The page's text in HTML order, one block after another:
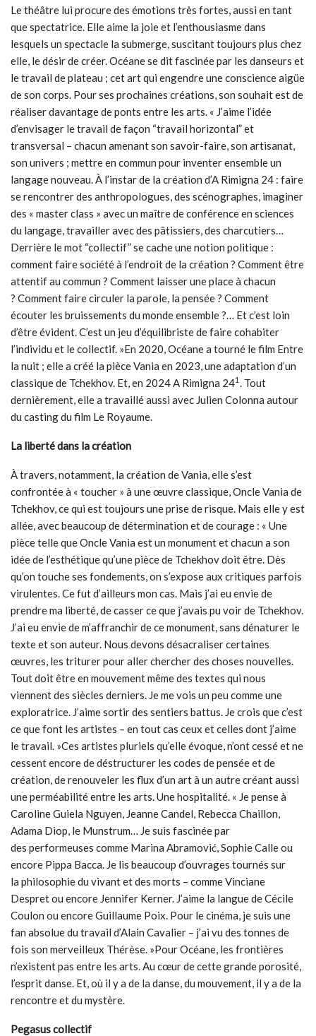
Le théâtre lui procure des émotions très fortes, aussi en tant
que spectatrice. Elle aime la joie et l’enthousiasme dans
lesquels un spectacle la submerge, suscitant toujours plus chez
elle, le désir de créer. Océane se dit fascinée par les danseurs et
le travail de plateau ; cet art qui engendre une conscience aigüe
de son corps. Pour ses prochaines créations, son souhait est de
réaliser davantage de ponts entre les arts. « J’aime l’idée
d’envisager le travail de façon “travail horizontal” et
transversal – chacun amenant son savoir-faire, son artisanat,
son univers ; mettre en commun pour inventer ensemble un
langage nouveau. À l’instar de la création d’A Rimigna 24 : faire
se rencontrer des anthropologues, des scénographes, imaginer
des « master class » avec un maître de conférence en sciences
du langage, travailler avec des pâtissiers, des charcutiers…
Derrière le mot “collectif” se cache une notion politique :
comment faire société à l’endroit de la création ? Comment être
attentif au commun ? Comment laisser une place à chacun
? Comment faire circuler la parole, la pensée ? Comment
écouter les bruissements du monde ensemble ?… Et c’est loin
d’être évident. C’est un jeu d’équilibriste de faire cohabiter
l’individu et le collectif. »En 2020, Océane a tourné le film Entre
la nuit ; elle a créé la pièce Vania en 2023, une adaptation d’un
classique de Tchekhov. Et, en 2024 A Rimigna 241 . Tout
dernièrement, elle a travaillé aussi avec Julien Colonna autour
du casting du film Le Royaume.
La liberté dans la création
À travers, notamment, la création de Vania, elle s’est
confrontée à « toucher » à une œuvre classique, Oncle Vania de
Tchekhov, ce qui est toujours une prise de risque. Mais elle y est
allée, avec beaucoup de détermination et de courage : « Une
pièce telle que Oncle Vania est un monument et chacun a son
idée de l’esthétique qu’une pièce de Tchekhov doit être. Dès
qu’on touche ses fondements, on s’expose aux critiques parfois
virulentes. Ce fut d’ailleurs mon cas. Mais j’ai eu envie de
prendre ma liberté, de casser ce que j’avais pu voir de Tchekhov.
J’ai eu envie de m’affranchir de ce monument, sans dénaturer le
texte et son auteur. Nous devons désacraliser certaines
œuvres, les triturer pour aller chercher des choses nouvelles.
Tout doit être en mouvement même des textes qui nous
viennent des siècles derniers. Je me vois un peu comme une
exploratrice. J’aime sortir des sentiers battus. Je crois que c’est
ce que font les artistes – en tout cas ceux et celles dont j’aime
le travail. »Ces artistes pluriels qu’elle évoque, n’ont cessé et ne
cessent encore de déstructurer les codes de pensée et de
création, de renouveler les flux d’un art à un autre créant aussi
une perméabilité entre les arts. Une hospitalité. « Je pense à
Caroline Guiela Nguyen, Jeanne Candel, Rebecca Chaillon,
Adama Diop, le Munstrum… Je suis fascinée par
des performeuses comme Marina Abramović, Sophie Calle ou
encore Pippa Bacca. Je lis beaucoup d’ouvrages tournés sur
la philosophie du vivant et des morts – comme Vinciane
Despret ou encore Jennifer Kerner. J’aime la langue de Cécile
Coulon ou encore Guillaume Poix. Pour le cinéma, je suis une
fan absolue du travail d’Alain Cavalier – j’ai vu des tonnes de
fois son merveilleux Thérèse. »Pour Océane, les frontières
n’existent pas entre les arts. Au cœur de cette grande porosité,
l’esprit danse. Et, où il y a de la danse, du mouvement, il y a de la
rencontre et du mystère.
Pegasus collectif